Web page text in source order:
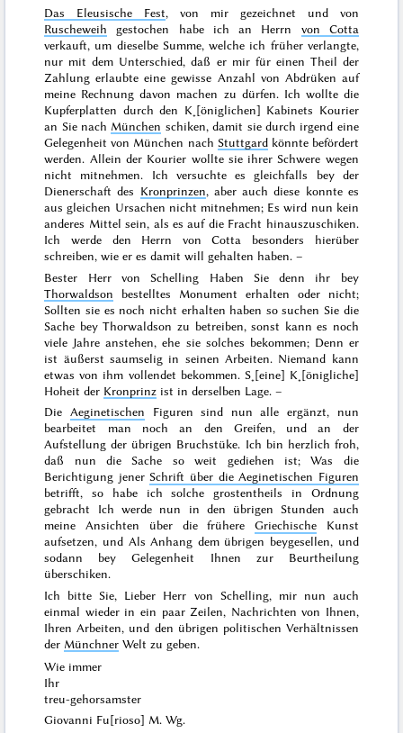
Das Eleusische Fest, von mir gezeichnet und von
Ruscheweih gestochen habe ich an Herrn von Cotta
verkauft, um dieselbe Summe, welche ich früher verlangte,
nur mit dem Unterschied, daß er mir für einen Theil der
Zahlung erlaubte eine gewisse Anzahl von Abdrüken auf
meine Rechnung davon machen zu dürfen. Ich wollte die
Kupferplatten durch den K˖[öniglichen] Kabinets Kourier
an Sie nach München schiken, damit sie durch irgend eine
Gelegenheit von München nach Stuttgardkönnte befördert
werden. Allein der Kourier wollte sie ihrer Schwere wegen
nicht mitnehmen. Ich versuchte es gleichfalls bey der
Dienerschaft des Kronprinzen, aber auch diese konnte es
aus gleichen Ursachen nicht mitnehmen; Es wird nun kein
anderes Mittel sein, als es auf die Fracht hinauszuschiken.
Ich werde den Herrn von Cotta besonders hierüber
schreiben, wie er es damit will gehalten haben. –
Bester Herr von Schelling Haben Sie denn ihr bey
Thorwaldson bestelltes Monument erhalten oder nicht;
Sollten sie es noch nicht erhalten haben so suchen Sie die
Sache bey Thorwaldson zu betreiben, sonst kann es noch
viele Jahre anstehen, ehe sie solches bekommen; Denn er
ist äußerst saumselig in seinen Arbeiten. Niemand kann
etwas von ihm vollendet bekommen. S˖[eine] K˖[önigliche]
Hoheit der Kronprinz ist in derselben Lage. –
Die Aeginetischen Figuren sind nun alle ergänzt, nun
bearbeitet man noch an den Greifen, und an der
Aufstellung der übrigen Bruchstüke. Ich bin herzlich froh,
daß nun die Sache so weit gediehen ist; Was die
Berichtigung jener Schrift über die Aeginetischen Figuren
betrifft, so habe ich solche grostentheils in Ordnung
gebracht Ich werde nun in den übrigen Stunden auch
meine Ansichten über die frühere Griechische Kunst
aufsetzen, und Als Anhang dem übrigen beygesellen, und
sodann bey Gelegenheit Ihnen zur Beurtheilung
überschiken.
Ich bitte Sie, Lieber Herr von Schelling, mir nun auch
einmal wieder in ein paar Zeilen, Nachrichten von Ihnen,
Ihren Arbeiten, und den übrigen politischen Verhältnissen
der Münchner Welt zu geben.
Wie immer
Ihr
treu-gehorsamster
Giovanni Fu[rioso] M. Wg.